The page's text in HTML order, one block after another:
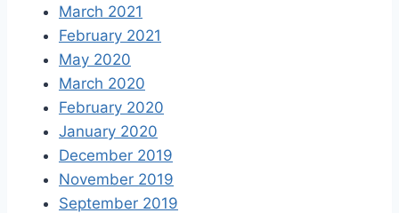
March 2021
February 2021
May 2020
March 2020
February 2020
January 2020
December 2019
November 2019
September 2019